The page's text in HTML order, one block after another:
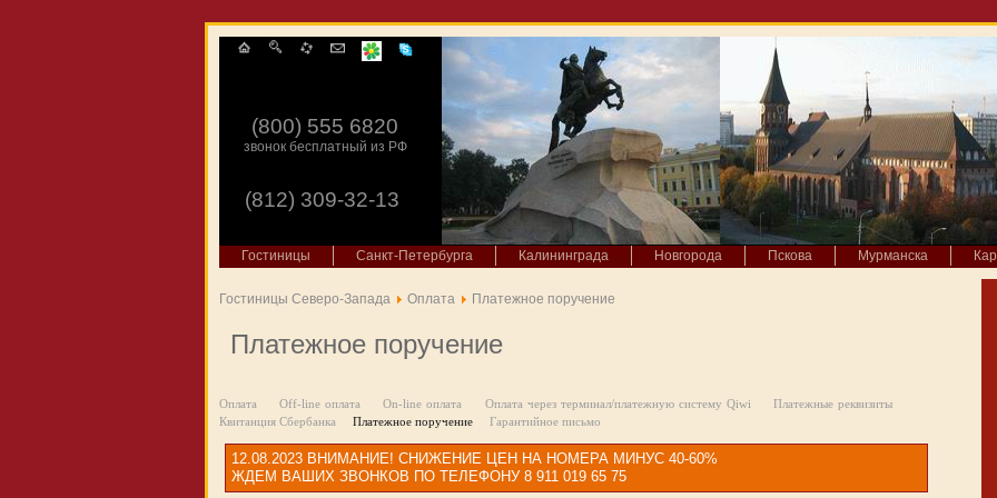
(800) 555 6820
звонок бесплатный из РФ
(812) 309-32-13
Гостиницы Санкт-Петербурга Калининграда Новгорода Пскова Мурманска
Гостиницы Северо-Запада Оплата Платежное поручение
Платежное поручение
Оплата Off-line оплата On-line оплата Оплата через терминал/платежную систему Qiwi
Платежные реквизиты
Квитанция Сбербанка
Платежное поручение Гарантийное письмо
12.08.2023 ВНИМАНИЕ! СНИЖЕНИЕ ЦЕН НА НОМЕРА МИНУС 40-60%
ЖДЕМ ВАШИХ ЗВОНКОВ ПО ТЕЛЕФОНУ 8 911 019 65 75